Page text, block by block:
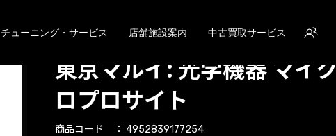
チューニング・サービス 店舗施設案内 中古買取サービス
東京マルイ: 光学機器 マイク
ロプロサイト
商品コード 4952839177254